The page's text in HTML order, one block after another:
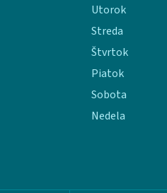
Utorok
Streda
Štvrtok
Piatok
Sobota
Nedela